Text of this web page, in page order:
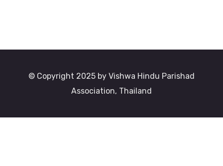
© Copyright 2025 by Vishwa Hindu Parishad
Association, Thailand